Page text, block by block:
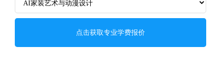
巴合*提 乌鲁木齐 AI新媒体电商运营 咨询学费
智能制造与工业机器人